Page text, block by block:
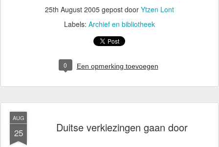
25th August 2005 gepost door Ytzen Lont
Labels: Archief en bibliotheek
0 Een opmerking toevoegen
AUG
25 Duitse verkiezingen gaan door